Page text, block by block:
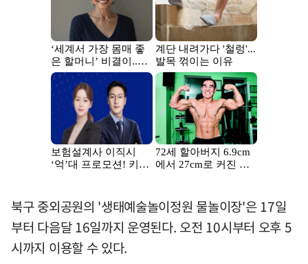
북구 중외공원의 '생태예술놀이정원 물놀이장'은 17일
부터 다음달 16일까지 운영된다. 오전 10시부터 오후 5
시까지 이용할 수 있다.